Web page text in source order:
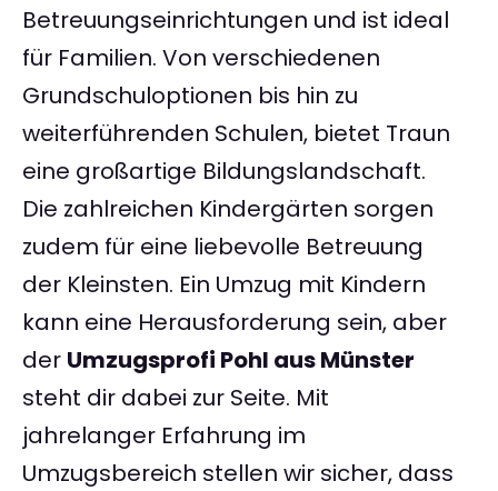
Betreuungseinrichtungen und ist ideal
für Familien. Von verschiedenen
Grundschuloptionen bis hin zu
weiterführenden Schulen, bietet Traun
eine großartige Bildungslandschaft.
Die zahlreichen Kindergärten sorgen
zudem für eine liebevolle Betreuung
der Kleinsten. Ein Umzug mit Kindern
kann eine Herausforderung sein, aber
der Umzugsprofi Pohl aus Münster
steht dir dabei zur Seite. Mit
jahrelanger Erfahrung im
Umzugsbereich stellen wir sicher, dass